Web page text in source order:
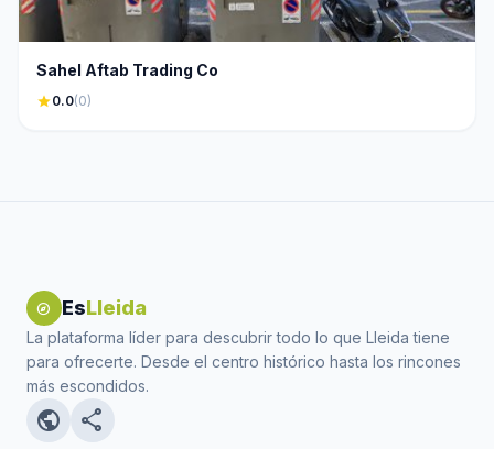
Sahel Aftab Trading Co
star0.0(0)
explore EsLleida
La plataforma líder para descubrir todo lo que Lleida tiene
para ofrecerte. Desde el centro histórico hasta los rincones
más escondidos.
public share